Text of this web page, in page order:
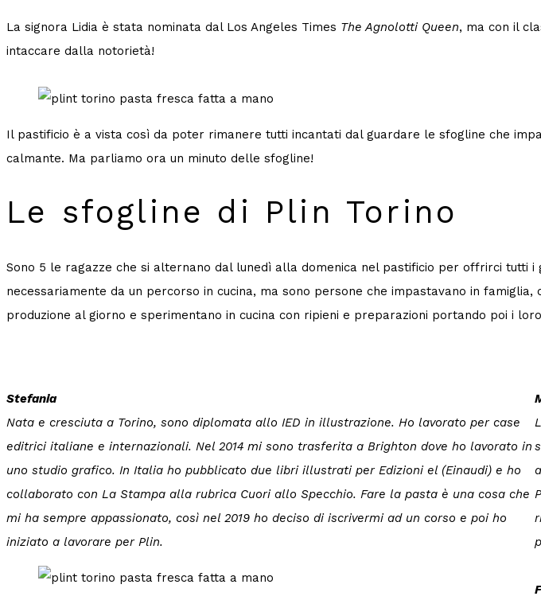
La signora Lidia è stata nominata dal Los Angeles Times The Agnolotti Queen, ma con il
intaccare dalla notorietà!
Il pastificio è a vista così da poter rimanere tutti incantati dal guardare le sfogline che
calmante. Ma parliamo ora un minuto delle sfogline!
Le sfogline di Plin Torino
Sono 5 le ragazze che si alternano dal lunedì alla domenica nel pastificio per offrirci tutti
necessariamente da un percorso in cucina, ma sono persone che impastavano in
produzione al giorno e sperimentano in cucina con ripieni e preparazioni portando poi i
Stefania
Nata e cresciuta a Torino, sono diplomata allo IED in illustrazione. Ho lavorato per case
editrici italiane e internazionali. Nel 2014 mi sono trasferita a Brighton dove ho lavorato in
uno studio grafico. In Italia ho pubblicato due libri illustrati per Edizioni el (Einaudi) e ho
collaborato con La Stampa alla rubrica Cuori allo Specchio. Fare la pasta è una cosa che
mi ha sempre appassionato, così nel 2019 ho deciso di iscrivermi ad un corso e poi ho
iniziato a lavorare per Plin.